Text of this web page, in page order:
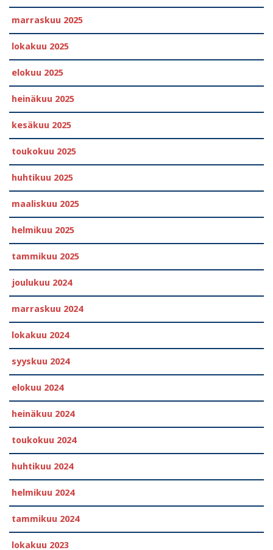
marraskuu 2025
lokakuu 2025
elokuu 2025
heinäkuu 2025
kesäkuu 2025
toukokuu 2025
huhtikuu 2025
maaliskuu 2025
helmikuu 2025
tammikuu 2025
joulukuu 2024
marraskuu 2024
lokakuu 2024
syyskuu 2024
elokuu 2024
heinäkuu 2024
toukokuu 2024
huhtikuu 2024
helmikuu 2024
tammikuu 2024
lokakuu 2023